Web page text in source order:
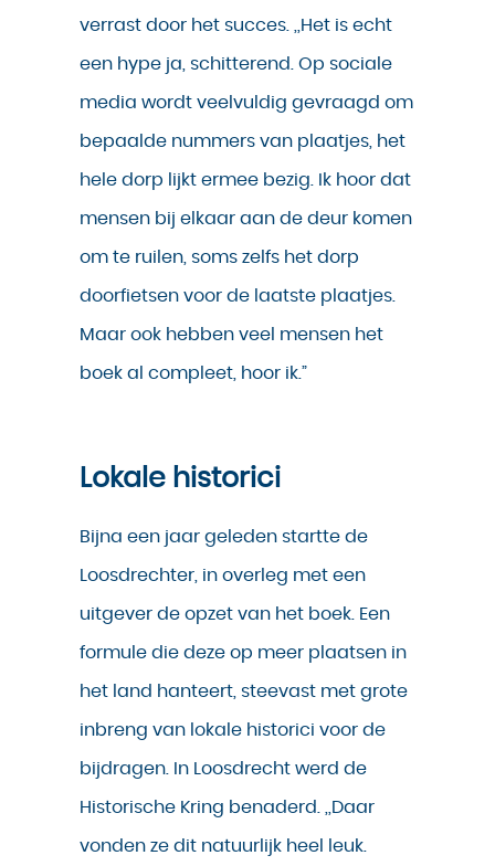
verrast door het succes. ,,Het is echt
een hype ja, schitterend. Op sociale
media wordt veelvuldig gevraagd om
bepaalde nummers van plaatjes, het
hele dorp lijkt ermee bezig. Ik hoor dat
mensen bij elkaar aan de deur komen
om te ruilen, soms zelfs het dorp
doorfietsen voor de laatste plaatjes.
Maar ook hebben veel mensen het
boek al compleet, hoor ik.”
Lokale historici
Bijna een jaar geleden startte de
Loosdrechter, in overleg met een
uitgever de opzet van het boek. Een
formule die deze op meer plaatsen in
het land hanteert, steevast met grote
inbreng van lokale historici voor de
bijdragen. In Loosdrecht werd de
Historische Kring benaderd. ,,Daar
vonden ze dit natuurlijk heel leuk.